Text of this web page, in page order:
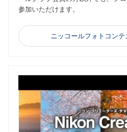
参加いただけます。
ニッコールフォトコンテ